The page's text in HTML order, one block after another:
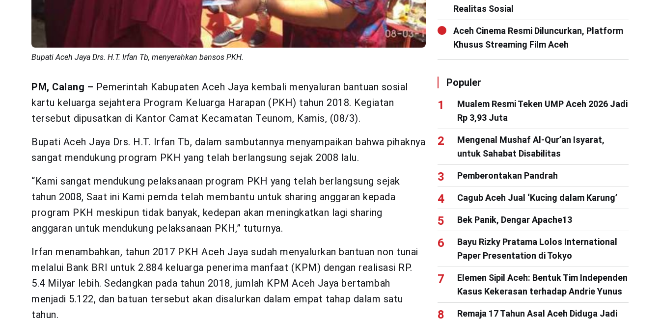
Bupati Aceh Jaya Drs. H.T. Irfan Tb, menyerahkan bansos PKH.
PM, Calang – Pemerintah Kabupaten Aceh Jaya kembali menyaluran bantuan sosial
kartu keluarga sejahtera Program Keluarga Harapan (PKH) tahun 2018. Kegiatan
tersebut dipusatkan di Kantor Camat Kecamatan Teunom, Kamis, (08/3).
Bupati Aceh Jaya Drs. H.T. Irfan Tb, dalam sambutannya menyampaikan bahwa pihaknya
sangat mendukung program PKH yang telah berlangsung sejak 2008 lalu.
“Kami sangat mendukung pelaksanaan program PKH yang telah berlangsung sejak
tahun 2008, Saat ini Kami pemda telah membantu untuk sharing anggaran kepada
program PKH meskipun tidak banyak, kedepan akan meningkatkan lagi sharing
anggaran untuk mendukung pelaksanaan PKH,” tuturnya.
Irfan menambahkan, tahun 2017 PKH Aceh Jaya sudah menyalurkan bantuan non tunai
melalui Bank BRI untuk 2.884 keluarga penerima manfaat (KPM) dengan realisasi RP.
5.4 Milyar lebih. Sedangkan pada tahun 2018, jumlah KPM Aceh Jaya bertambah
menjadi 5.122, dan batuan tersebut akan disalurkan dalam empat tahap dalam satu
tahun.
Realitas Sosial
Aceh Cinema Resmi Diluncurkan, Platform
Khusus Streaming Film Aceh
Populer
Mualem Resmi Teken UMP Aceh 2026 Jadi
Rp 3,93 Juta
Mengenal Mushaf Al-Qur’an Isyarat,
untuk Sahabat Disabilitas
Pemberontakan Pandrah
Cagub Aceh Jual ‘Kucing dalam Karung’
Bek Panik, Dengar Apache13
Bayu Rizky Pratama Lolos International
Paper Presentation di Tokyo
Elemen Sipil Aceh: Bentuk Tim Independen
Kasus Kekerasan terhadap Andrie Yunus
Remaja 17 Tahun Asal Aceh Diduga Jadi